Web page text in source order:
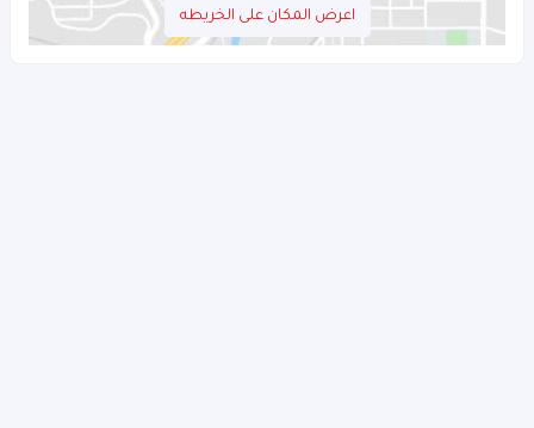
اعرض المكان على الخريطه